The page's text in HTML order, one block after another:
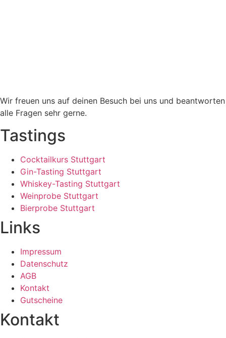
Wir freuen uns auf deinen Besuch bei uns und beantworten
alle Fragen sehr gerne.
Tastings
Cocktailkurs Stuttgart
Gin-Tasting Stuttgart
Whiskey-Tasting Stuttgart
Weinprobe Stuttgart
Bierprobe Stuttgart
Links
Impressum
Datenschutz
AGB
Kontakt
Gutscheine
Kontakt